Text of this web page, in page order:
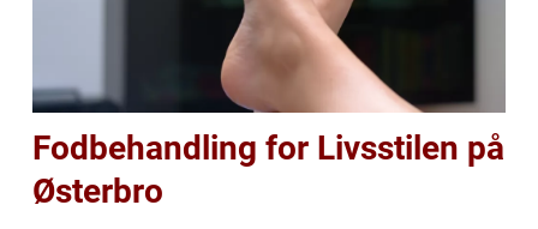
Fodbehandling for Livsstilen på
Østerbro